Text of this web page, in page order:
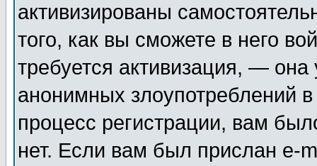
активизированы
того, как вы сможете в него
требуется активизация, —
анонимных злоупотреблений
процесс регистрации, вам
нет. Если вам был прислан e-